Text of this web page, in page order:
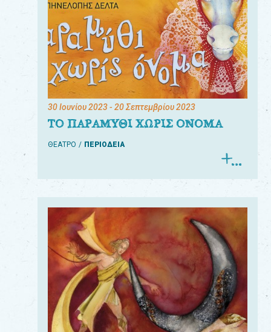
30 Ιουνίου 2023- 20 Σεπτεμβρίου 2023
ΤΟ ΠΑΡΑΜΥΘΙ ΧΩΡΙΣ ΟΝΟΜΑ
ΘΕΑΤΡΟ ΠΕΡΙΟΔΕΙΑ